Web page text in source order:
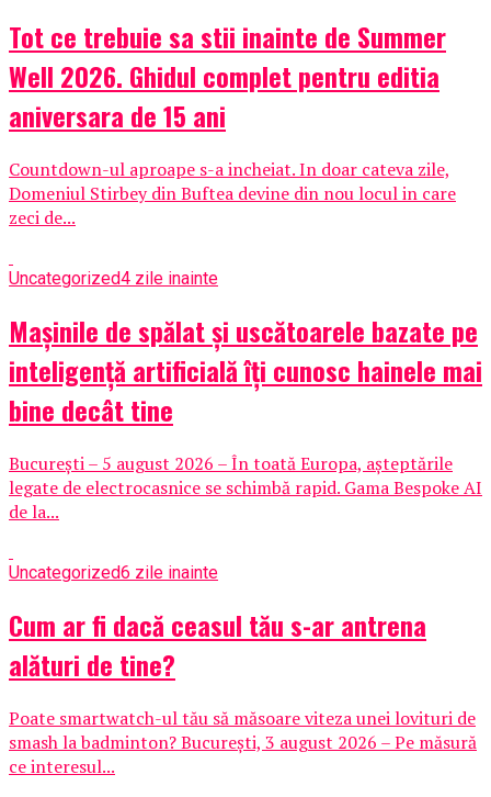
Tot ce trebuie sa stii inainte de Summer
Well 2026. Ghidul complet pentru editia
aniversara de 15 ani
Countdown-ul aproape s-a incheiat. In doar cateva zile,
Domeniul Stirbey din Buftea devine din nou locul in care
zeci de...
Uncategorized4 zile inainte
Mașinile de spălat și uscătoarele bazate pe
inteligență artificială îți cunosc hainele mai
bine decât tine
București – 5 august 2026 – În toată Europa, așteptările
legate de electrocasnice se schimbă rapid. Gama Bespoke AI
de la...
Uncategorized6 zile inainte
Cum ar fi dacă ceasul tău s-ar antrena
alături de tine?
Poate smartwatch-ul tău să măsoare viteza unei lovituri de
smash la badminton? București, 3 august 2026 – Pe măsură
ce interesul...